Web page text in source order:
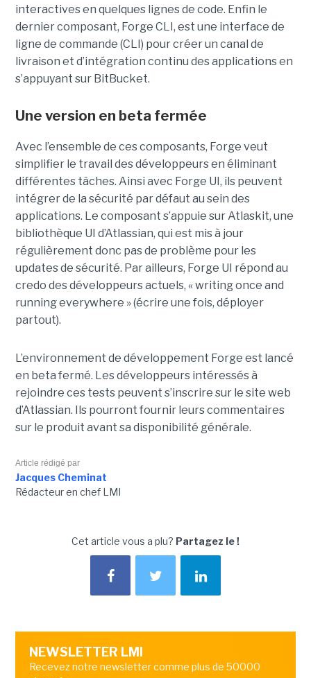
interactives en quelques lignes de code. Enfin le
dernier composant, Forge CLI, est une interface de
ligne de commande (CLI) pour créer un canal de
livraison et d’intégration continu des applications en
s’appuyant sur BitBucket.
Une version en beta fermée
Avec l’ensemble de ces composants, Forge veut
simplifier le travail des développeurs en éliminant
différentes tâches. Ainsi avec Forge UI, ils peuvent
intégrer de la sécurité par défaut au sein des
applications. Le composant s’appuie sur Atlaskit, une
bibliothèque UI d’Atlassian, qui est mis à jour
régulièrement donc pas de problème pour les
updates de sécurité. Par ailleurs, Forge UI répond au
credo des développeurs actuels, « writing once and
running everywhere » (écrire une fois, déployer
partout).
L’environnement de développement Forge est lancé
en beta fermé. Les développeurs intéressés à
rejoindre ces tests peuvent s’inscrire sur le site web
d’Atlassian. Ils pourront fournir leurs commentaires
sur le produit avant sa disponibilité générale.
Article rédigé par
Jacques Cheminat
Rédacteur en chef LMI
Cet article vous a plu? Partagez le !
NEWSLETTER LMI
Recevez notre newsletter comme plus de 50000